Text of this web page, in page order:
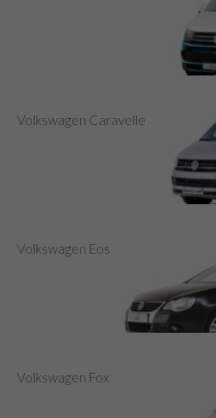
Volkswagen Caravelle
Volkswagen Eos
Volkswagen Fox